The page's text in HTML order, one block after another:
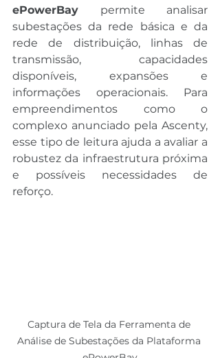
ePowerBay permite analisar
subestações da rede básica e da
rede de distribuição, linhas de
transmissão, capacidades
disponíveis, expansões e
informações operacionais. Para
empreendimentos como o
complexo anunciado pela Ascenty,
esse tipo de leitura ajuda a avaliar a
robustez da infraestrutura próxima
e possíveis necessidades de
reforço.
Captura de Tela da Ferramenta de
Análise de Subestações da Plataforma